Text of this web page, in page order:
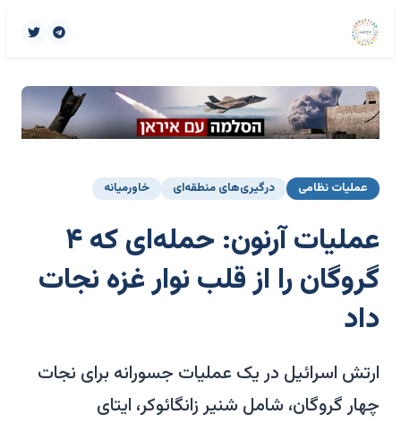
عملیات نظامی درگیری‌های منطقه‌ای خاورمیانه
عملیات آرنون: حمله‌ای که ۴
گروگان را از قلب نوار غزه نجات
داد
ارتش اسرائیل در یک عملیات جسورانه برای نجات
چهار گروگان، شامل شنیر زانگائوکر، ایتای